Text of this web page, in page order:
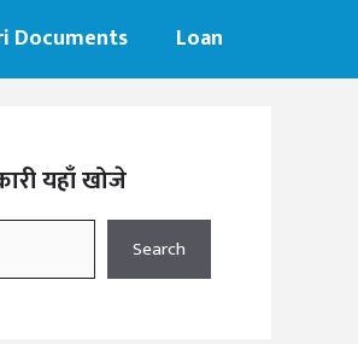
Documents Loan
यहाँ खोजे
Search